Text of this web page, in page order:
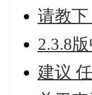
请教
2.3.8
建议